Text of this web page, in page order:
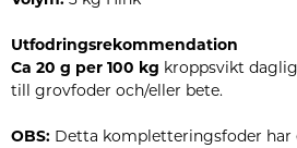
Utfodringsrekommendation
Ca 20 g per 100 kg kroppsvikt
till grovfoder och/eller bete.
OBS: Detta kompletteringsfoder har